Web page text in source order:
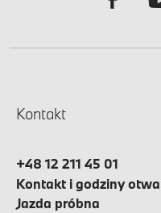
Kontakt
+48 12 211 45 01
Kontakt i godziny
Jazda próbna